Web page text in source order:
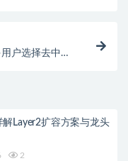
户选择去中心
解Layer2扩容方案与龙头
2